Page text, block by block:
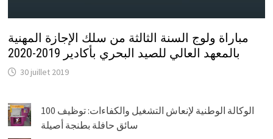
مباراة ولوج السنة الثالثة من سلك الإجازة المهنية
بالمعهد العالي للصيد البحري بأكادير 2019-2020
30 juillet 2019
الوكالة الوطنية لإنعاش التشغيل والكفاءات: توظيف 100
سائق حافلة بطنجة أصيلة